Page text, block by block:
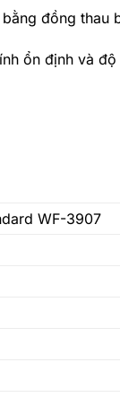
đồng thau
ổn định và
WF-3907